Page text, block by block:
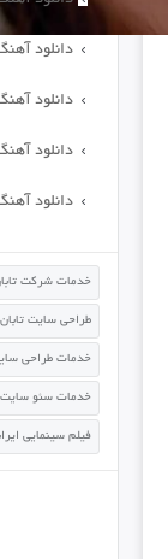
دانلود
دانلود
دانلود
دانلود
خدمات شرکت
طراحی سایت
خدمات طراحی
خدمات سئو سایت
فیلم سینمایی